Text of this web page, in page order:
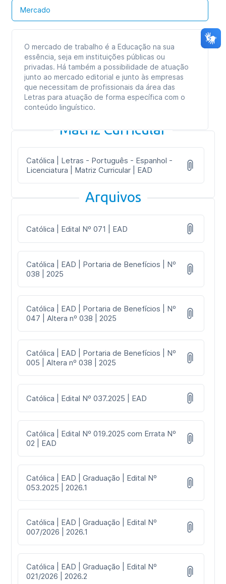
Mercado
O mercado de trabalho é a Educação na sua
essência, seja em instituições públicas ou
privadas. Há também a possibilidade de atuação
junto ao mercado editorial e junto às empresas
que necessitam de profissionais da área das
Letras para atuação de forma específica com o
conteúdo linguístico.
Matriz Curricular
Católica | Letras - Português - Espanhol -
Licenciatura | Matriz Curricular | EAD
Arquivos
Católica | Edital Nº 071 | EAD
Católica | EAD | Portaria de Benefícios | Nº
038 | 2025
Católica | EAD | Portaria de Benefícios | Nº
047 | Altera nº 038 | 2025
Católica | EAD | Portaria de Benefícios | Nº
005 | Altera nº 038 | 2025
Católica | Edital Nº 037.2025 | EAD
Católica | Edital Nº 019.2025 com Errata Nº
02 | EAD
Católica | EAD | Graduação | Edital Nº
053.2025 | 2026.1
Católica | EAD | Graduação | Edital Nº
007/2026 | 2026.1
Católica | EAD | Graduação | Edital Nº
021/2026 | 2026.2